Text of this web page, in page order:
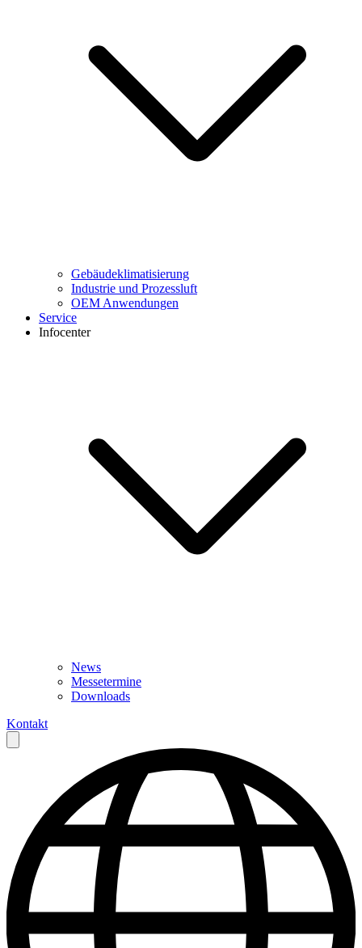
Gebäudeklimatisierung
Industrie und Prozessluft
OEM Anwendungen
Service
Infocenter
News
Messetermine
Downloads
Kontakt